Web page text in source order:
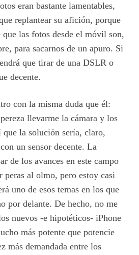
eran bastante lamentables,
replantear su afición, porque
que las fotos desde el móvil son,
para sacarnos de un apuro. Si
que tirar de una DSLR o
decente.
con la misma duda que él:
llevarme la cámara y los
la solución sería, claro,
un sensor decente. La
de los avances en este campo
peras al olmo, pero estoy casi
uno de esos temas en los que
por delante. De hecho, no me
nuevos -e hipotéticos- iPhone
más potente que potencie
más demandada entre los